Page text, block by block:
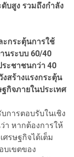
บสูง รวมถึงกำลัง
ะกระตุ้นการใช้
นระบบ 60/40
ะชาชนกว่า 40
สร้างแรงกระตุ้น
กิจภายในประเทศ
การตอบรับในเชิง
า หากต้องการให้
รษฐกิจได้เต็ม
เขตของ